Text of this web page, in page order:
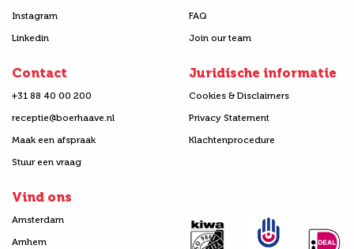
Instagram
Linkedin
FAQ
Join our team
Contact
+31 88 40 00 200
receptie@boerhaave.nl
Maak een afspraak
Stuur een vraag
Juridische informatie
Cookies & Disclaimers
Privacy Statement
Klachtenprocedure
Vind ons
Amsterdam
Arnhem